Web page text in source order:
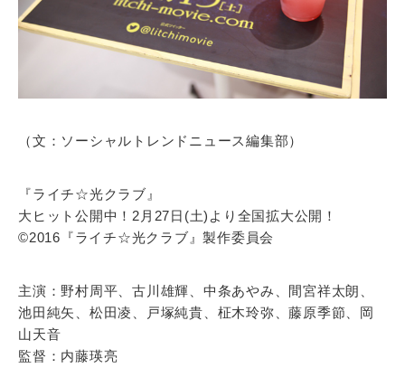
（文：ソーシャルトレンドニュース編集部）
『ライチ☆光クラブ』
大ヒット公開中！2月27日(土)より全国拡大公開！
©2016『ライチ☆光クラブ』製作委員会
主演：野村周平、古川雄輝、中条あやみ、間宮祥太朗、
池田純矢、松田凌、戸塚純貴、柾木玲弥、藤原季節、岡
山天音
監督：内藤瑛亮